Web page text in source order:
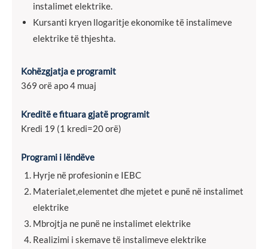
instalimet elektrike.
Kursanti kryen llogaritje ekonomike të instalimeve
elektrike të thjeshta.
Kohëzgjatja e programit
369 orë apo 4 muaj
Kreditë e fituara gjatë programit
Kredi 19 (1 kredi=20 orë)
Programi i lëndëve
Hyrje në profesionin e IEBC
Materialet,elementet dhe mjetet e punë në instalimet
elektrike
Mbrojtja ne punë ne instalimet elektrike
Realizimi i skemave të instalimeve elektrike